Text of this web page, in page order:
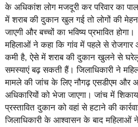
के अधिकांश लोग मजदूरी कर परिवार का
में शराब की दुकान खुल गई तो लोगों की
जाएगी और बच्चों का भविष्य प्रभावित होगा।
महिलाओं ने कहा कि गांव में पहले से रोजगार
कमी है, ऐसे में शराब की दुकान खुलने से
समस्याएं बढ़ सकती हैं। जिलाधिकारी ने
मामले की जांच के लिए नौगढ़ एसडीएम और
अधिकारियों को भेजा जाएगा। जांच में
प्रस्तावित दुकान को वहां से हटाने की
जिलाधिकारी के आश्वासन के बाद महिलाओं ने